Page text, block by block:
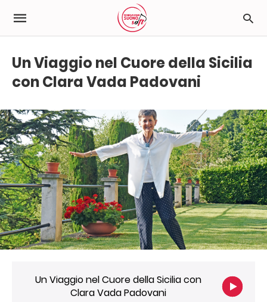
Un Viaggio nel Cuore della Sicilia
con Clara Vada Padovani
Un Viaggio nel Cuore della Sicilia con
Clara Vada Padovani